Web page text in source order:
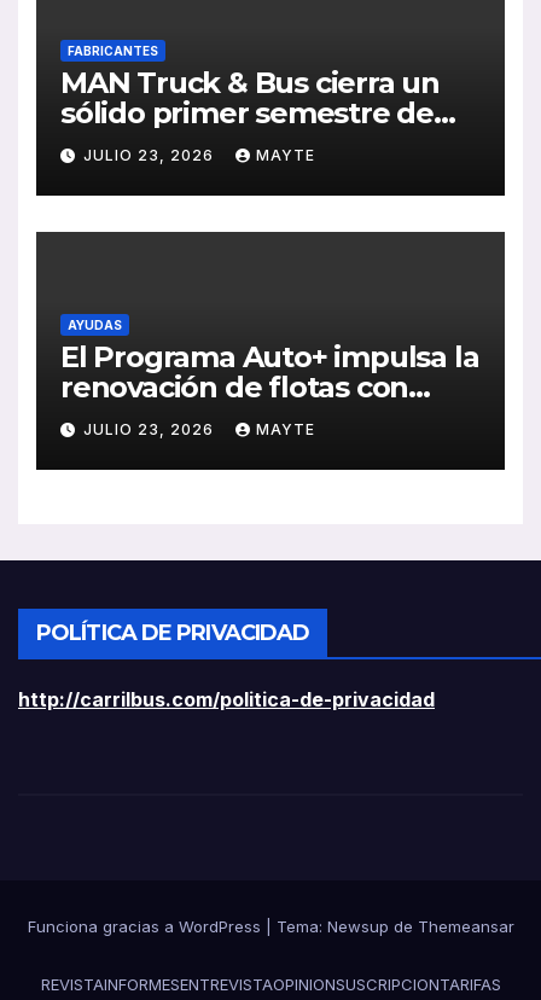
FABRICANTES
MAN Truck & Bus cierra un
sólido primer semestre de
2026 con crecimiento en
ventas, pedidos y
rentabilidad
JULIO 23, 2026 MAYTE
AYUDAS
El Programa Auto+ impulsa la
renovación de flotas con
ayudas a vehículos eléctricos
ligeros
JULIO 23, 2026 MAYTE
POLÍTICA DE PRIVACIDAD
http://carrilbus.com/politica-de-privacidad
Funciona gracias a WordPress Tema: Newsup de Themeansar
REVISTAINFORMESENTREVISTAOPINIONSUSCRIPCIONTARIFAS